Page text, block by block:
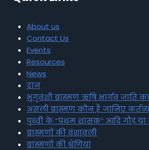
About us
Contact Us
Events
Resources
News
दान
भृगुवंशी ब्राह्मण ऋषि भार्गव जाति
असली ब्राह्मण कौन है जानिए कर्तव्य
पृथ्वी के “प्रथम शासक” आदि गौड़ या
ब्राह्मणों की वंशावली
ब्राह्मणों की श्रेणियां